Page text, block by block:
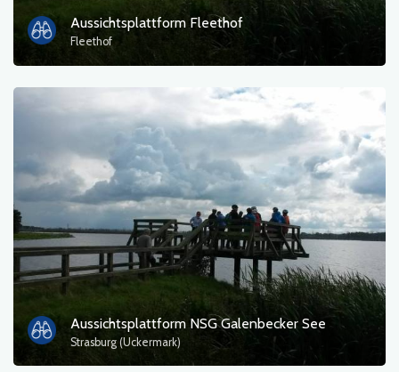
Aussichtsplattform Fleethof
Fleethof
Aussichtsplattform NSG Galenbecker See
Strasburg (Uckermark)
OK